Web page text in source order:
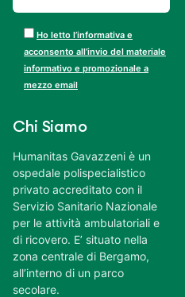
Ho letto l’informativa e
acconsento all’invio del materiale
informativo e promozionale a
mezzo email
Chi Siamo
Humanitas Gavazzeni è un
ospedale polispecialistico
privato accreditato con il
Servizio Sanitario Nazionale
per le attività ambulatoriali e
di ricovero. E’ situato nella
zona centrale di Bergamo,
all’interno di un parco
secolare.